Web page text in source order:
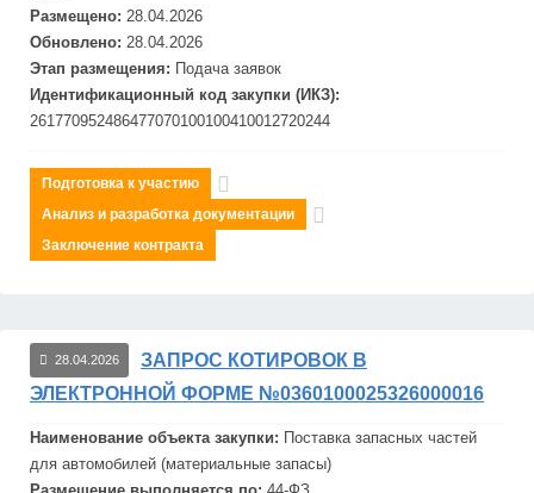
Размещено: 28.04.2026
Обновлено: 28.04.2026
Этап размещения: Подача заявок
Идентификационный код закупки (ИКЗ):
261770952486477070100100410012720244
Подготовка к участию
Анализ и разработка документации
Заключение контракта
28.04.2026
ЗАПРОС КОТИРОВОК В
ЭЛЕКТРОННОЙ ФОРМЕ №0360100025326000016
Наименование объекта закупки: Поставка запасных частей
для автомобилей (материальные запасы)